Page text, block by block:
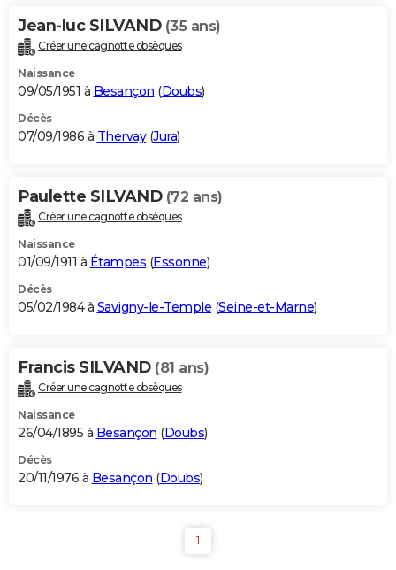
Jean-luc SILVAND (35 ans)
Créer une cagnotte obsèques
Naissance
09/05/1951 à Besançon (Doubs)
Décès
07/09/1986 à Thervay(Jura)
Paulette SILVAND (72 ans)
Créer une cagnotte obsèques
Naissance
01/09/1911 à Étampes (Essonne)
Décès
05/02/1984 à Savigny-le-Temple (Seine-et-Marne)
Francis SILVAND (81 ans)
Créer une cagnotte obsèques
Naissance
26/04/1895 à Besançon (Doubs)
Décès
20/11/1976 à Besançon (Doubs)
1